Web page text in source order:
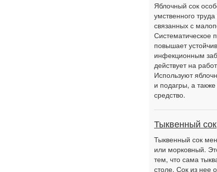
Яблочный сок
умственного
связанных с
Систематическое
повышает
инфекционным
действует на
Используют
и подагры, а
средство.
Тыквенный сок
Тыквенный сок
или морковный.
тем, что сама
столе. Сок из нее